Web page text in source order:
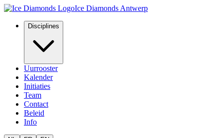
Ice Diamonds Antwerp
Disciplines
Uurrooster
Kalender
Initiaties
Team
Contact
Beleid
Info